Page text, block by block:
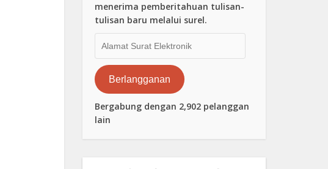
menerima pemberitahuan tulisan-
tulisan baru melalui surel.
Surat
Elektronik
Berlangganan
Bergabung dengan 2,902 pelanggan
lain